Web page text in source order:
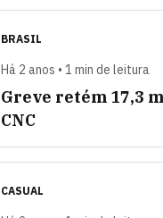
BRASIL
Há 2 anos • 1 min de leitura
Greve retém 17,3
CNC
CASUAL